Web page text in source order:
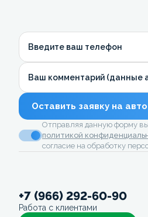
Введите ваш телефон
Ваш комментарий (данные
Оставить заявку на авто
Отправляя данную форму вы
политикой
согласие на обработку
+7 (966) 292-60-90
Работа с клиентами